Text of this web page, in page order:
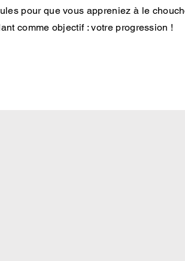
pour que vous appreniez à le
comme objectif : votre progression !